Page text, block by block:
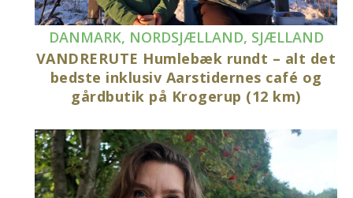
DANMARK, NORDSJÆLLAND, SJÆLLAND
VANDRERUTE Humlebæk rundt – alt det
bedste inklusiv Aarstidernes café og
gårdbutik på Krogerup (12 km)